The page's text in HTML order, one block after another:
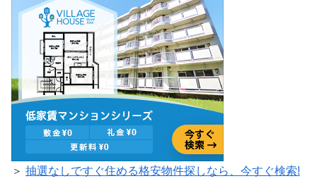
＞ 抽選なしですぐ住める格安物件探しなら、今すぐ検索!